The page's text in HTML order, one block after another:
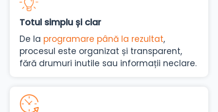
Totul simplu și clar
De la programare până la rezultat,
procesul este organizat și transparent,
fără drumuri inutile sau informații neclare.